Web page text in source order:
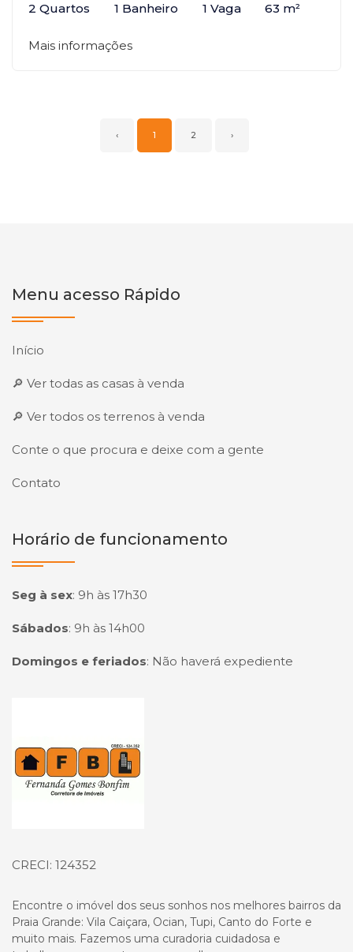
2 Quartos 1 Banheiro 1 Vaga 63 m²
Mais informações
‹ 1 2 ›
Menu acesso Rápido
Início
🔎 Ver todas as casas à venda
🔎 Ver todos os terrenos à venda
Conte o que procura e deixe com a gente
Contato
Horário de funcionamento
Seg à sex: 9h às 17h30
Sábados: 9h às 14h00
Domingos e feriados: Não haverá expediente
CRECI: 124352
Encontre o imóvel dos seus sonhos nos melhores bairros da
Praia Grande: Vila Caiçara, Ocian, Tupi, Canto do Forte e
muito mais. Fazemos uma curadoria cuidadosa e